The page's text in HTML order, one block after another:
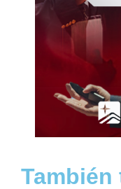
También